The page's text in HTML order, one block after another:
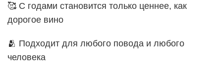
🥰 С годами становится только ценнее, как
дорогое вино
🫂 Подходит для любого повода и любого
человека